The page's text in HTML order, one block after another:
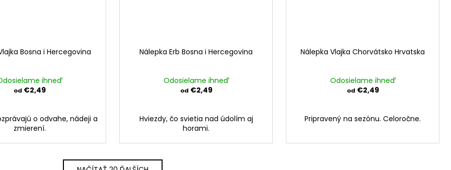
Bosna i Hercegovina
ihneď
od €2,49
o odvahe, nádeji a
zmierení.
Nálepka Erb Bosna i Hercegovina
Odosielame ihneď
od €2,49
Hviezdy, čo svietia nad údolím aj
horami.
Nálepka Vlajka Chorvátsko Hrvatska
Odosielame ihneď
od €2,49
Pripravený na sezónu. Celoročne.